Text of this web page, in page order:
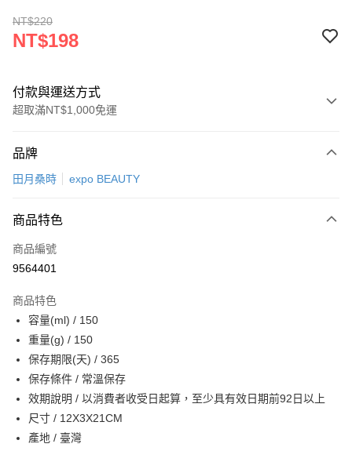
NT$220
NT$198
付款與運送方式
超取滿NT$1,000免運
信用卡一次付款
Apple Pay
街口支付
Google Pay
全盈+PAY
大哥付你分期
相關說明
【大哥付你分期使用說明】
1.本服務由台灣大哥大提供，台灣大哥大用戶可立即使用無須另外申請。
2.付款方式選擇「大哥付你分期」，訂單成立後會自動跳轉到大哥付的交易
流程，驗證手機門號後，選擇欲分期的期數、繳款截止日，確認付款後即完
AFTEE先享後付
相關說明
品牌
田月桑時 expo BEAUTY
商品特色
商品編號
9564401
商品特色
容量(ml) / 150
重量(g) / 150
保存期限(天) / 365
保存條件 / 常溫保存
效期說明 / 以消費者收受日起算，至少具有效日期前92日以上
尺寸 / 12X3X21CM
產地 / 臺灣